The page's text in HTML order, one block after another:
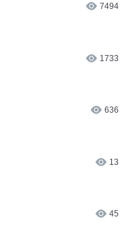
7494
1733
636
13
45